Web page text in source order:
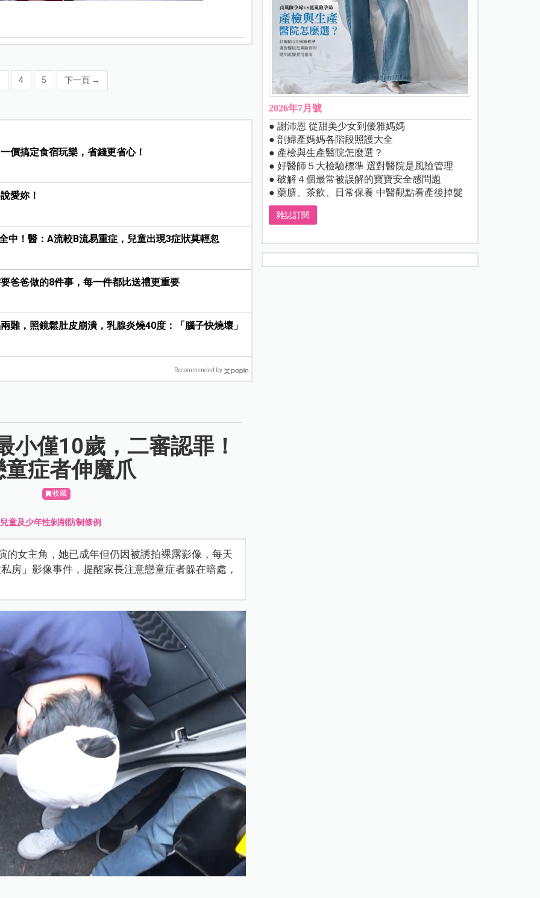
4 5 下一頁 →
價搞定食宿玩樂，省錢更省心！
愛妳！
中！醫：A流較B流易重症，兒童出現3症狀莫輕忽
爸爸做的8件事，每一件都比送禮更重要
難，照鏡鬆肚皮崩潰，乳腺炎燒40度：「腦子快燒壞」
Recommended by
小僅10歲，二審認罪！
症者伸魔爪
收藏
兒童及少年性剝削防制條例
女主角，她已成年但仍因被誘拍裸露影像，每天
房」影像事件，提醒家長注意戀童症者躲在暗處，
2026年7月號
● 謝沛恩 從甜美少女到優雅媽媽
● 剖婦產媽媽各階段照護大全
● 產檢與生產醫院怎麼選？
● 好醫師５大檢驗標準 選對醫院是風險管理
● 破解４個最常被誤解的寶寶安全感問題
● 藥膳、茶飲、日常保養 中醫觀點看產後掉髮
雜誌訂閱